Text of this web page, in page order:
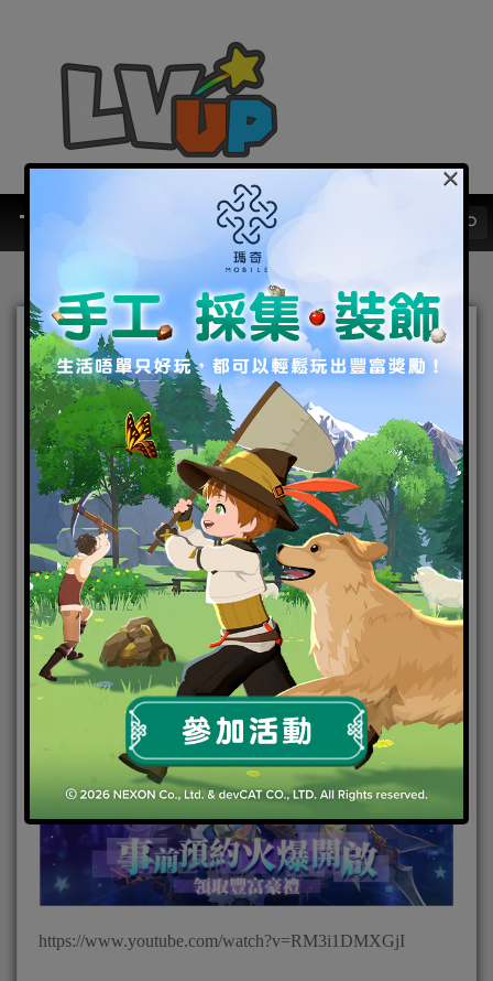
超輕度美少女冒險手遊《召
喚×戰姬》事前預約正式開
啟，同步釋出遊戲特色介紹
2021-02-08|Android,IOS,手機遊戲 召喚×戰姬
由 Electronic Soul 發行的超輕度美少女冒險手遊《召喚
×戰姬》今(8)日宣布，展開事前預約，同步釋出遊戲
特色介紹。
https://www.youtube.com/watch?v=RM3i1DMXGjI
×